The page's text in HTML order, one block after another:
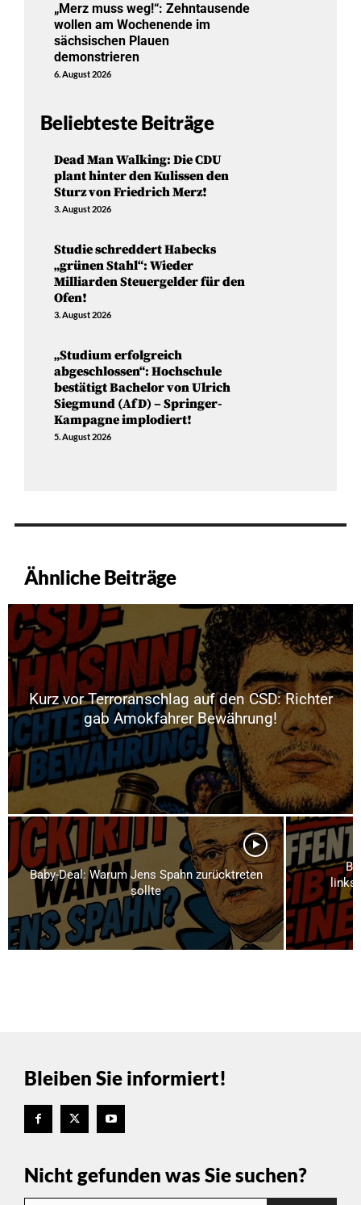
„Merz muss weg!“: Zehntausende
wollen am Wochenende im
sächsischen Plauen
demonstrieren
6. August 2026
Beliebteste Beiträge
Dead Man Walking: Die CDU
plant hinter den Kulissen den
Sturz von Friedrich Merz!
3. August 2026
Studie schreddert Habecks
„grünen Stahl“: Wieder
Milliarden Steuergelder für den
Ofen!
3. August 2026
„Studium erfolgreich
abgeschlossen“: Hochschule
bestätigt Bachelor von Ulrich
Siegmund (AfD) – Springer-
Kampagne implodiert!
5. August 2026
Ähnliche Beiträge
Kurz vor Terroranschlag auf den CSD: Richter
gab Amokfahrer Bewährung!
Baby-Deal: Warum Jens Spahn zurücktreten
sollte
Bleiben Sie informiert!
Nicht gefunden was Sie suchen?